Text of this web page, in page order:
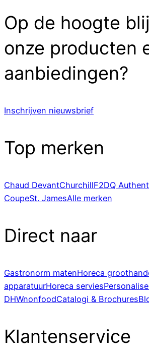
Op de hoogte
onze producten
aanbiedingen?
Inschrijven nieuwsbrief
Top merken
Chaud DevantChurchillF2DQ
CoupeSt. JamesAlle merken
Direct naar
Gastronorm matenHoreca
apparatuurHoreca servies
DHWnonfoodCatalogi & Brochures
Klantenservice